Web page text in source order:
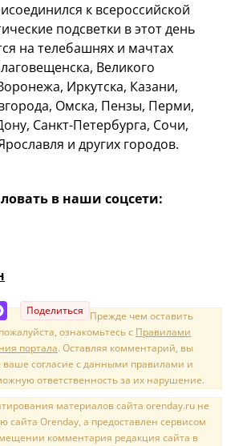
к всероссийской
подсветки в этот день
на телебашнях и мачтах
Великого
Иркутска, Казани,
Омска, Пензы, Перми,
Санкт-Петербурга, Сочи,
и других городов.
в наши соцсети:
Поделиться Прежде чем оставить
ознакомьтесь с Правилами
портала. Оставляя комментарий, вы
ваше согласие с данными правилами и
ответственность за их нарушение.
материалов сайта orenday.ru не
сайта Orenday, а предоставлен сервисом
комментария редакция сайта в